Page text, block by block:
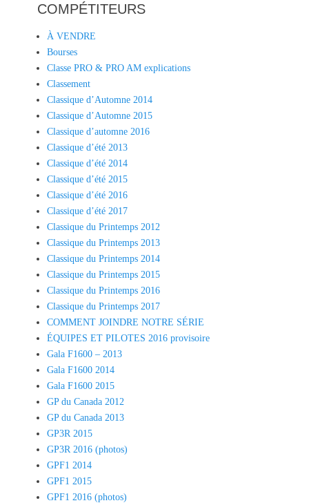
COMPÉTITEURS
À VENDRE
Bourses
Classe PRO & PRO AM explications
Classement
Classique d’Automne 2014
Classique d’Automne 2015
Classique d’automne 2016
Classique d’été 2013
Classique d’été 2014
Classique d’été 2015
Classique d’été 2016
Classique d’été 2017
Classique du Printemps 2012
Classique du Printemps 2013
Classique du Printemps 2014
Classique du Printemps 2015
Classique du Printemps 2016
Classique du Printemps 2017
COMMENT JOINDRE NOTRE SÉRIE
ÉQUIPES ET PILOTES 2016 provisoire
Gala F1600 – 2013
Gala F1600 2014
Gala F1600 2015
GP du Canada 2012
GP du Canada 2013
GP3R 2015
GP3R 2016 (photos)
GPF1 2014
GPF1 2015
GPF1 2016 (photos)